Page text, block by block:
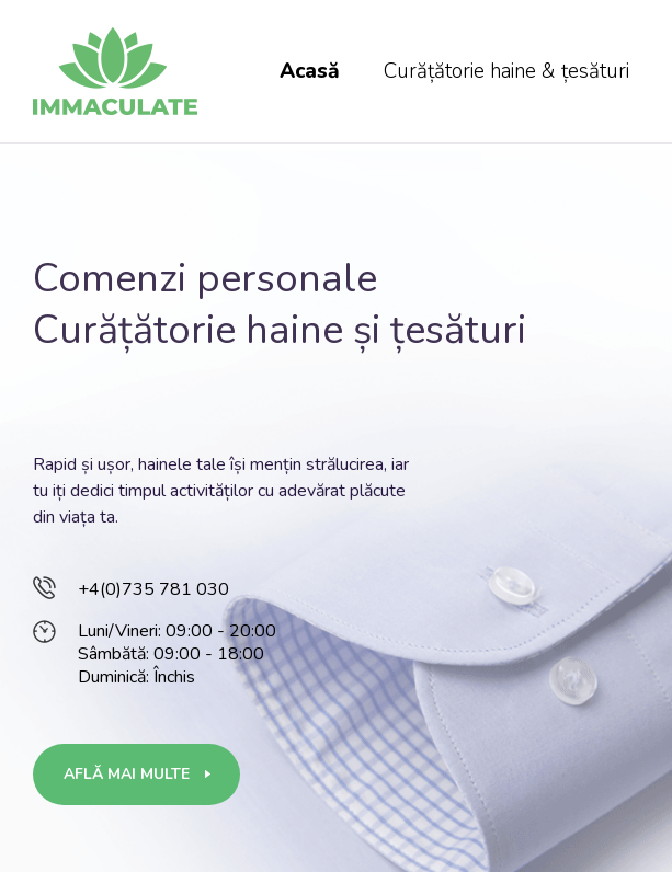
Acasă Curățătorie haine & țesături
Comenzi personale
Curățătorie haine și țesături
Rapid și ușor, hainele tale își mențin strălucirea, iar
tu iți dedici timpul activităților cu adevărat plăcute
din viața ta.
+4(0)735 781 030
Luni/Vineri: 09:00 - 20:00
Sâmbătă: 09:00 - 18:00
Duminică: Închis
AFLĂ MAI MULTE